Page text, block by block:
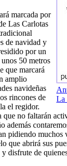
La
marcada por
Las Carlotas
de navidad y
por un
50 metros
que marcará
amplio
navideñas
rincones de
el regidor.
no faltarán
además
pidiendo muchos
que abrirá sus
disfrute de